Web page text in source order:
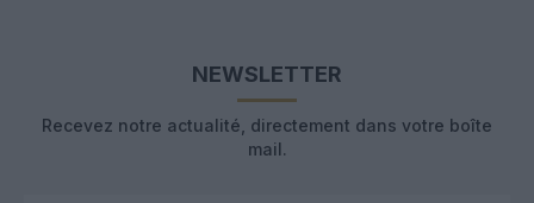
NEWSLETTER
Recevez notre actualité, directement dans votre boîte
mail.